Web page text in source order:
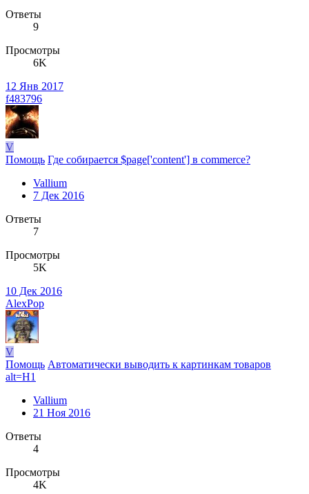
Ответы
9
Просмотры
6K
12 Янв 2017
f483796
V
Помощь Где собирается $page['content'] в commerce?
Vallium
7 Дек 2016
Ответы
7
Просмотры
5K
10 Дек 2016
AlexPop
V
Помощь Автоматически выводить к картинкам товаров
alt=H1
Vallium
21 Ноя 2016
Ответы
4
Просмотры
4K